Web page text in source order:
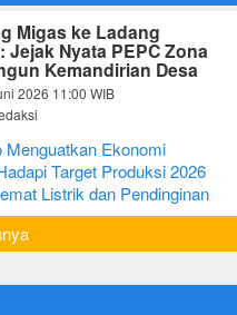
Migas ke Ladang
Jejak Nyata PEPC Zona
Kemandirian Desa
2026 11:00 WIB
Menguatkan Ekonomi
Target Produksi 2026
Listrik dan Pendinginan